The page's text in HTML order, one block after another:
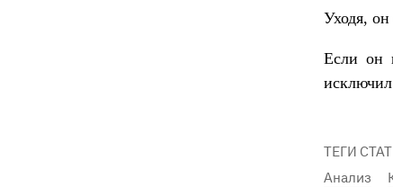
Уходя,
Если он
исключил
ТЕГИ
Анализ